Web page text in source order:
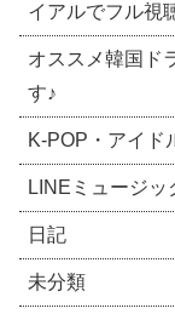
イアルでフル視
オススメ韓国ド
す♪
​K-POP・アイド
LINEミュージ
日記
未分類